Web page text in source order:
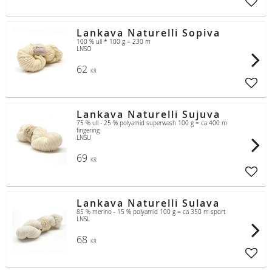
Lankava Naturelli Sopiva
100 % ull * 100 g = 230 m
LNSO
62 KR
Lankava Naturelli Sujuva
75 % ull - 25 % polyamid superwash 100 g = ca 400 m
fingering
LNSU
69 KR
Lankava Naturelli Sulava
85 % merino - 15 % polyamid 100 g = ca 350 m sport
LNSL
68 KR